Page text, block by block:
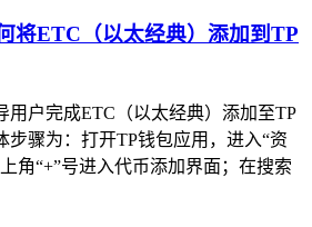
将ETC（以太经典）添加到TP
用户完成ETC（以太经典）添加至TP
步骤为：打开TP钱包应用，进入“资
角“+”号进入代币添加界面；在搜索